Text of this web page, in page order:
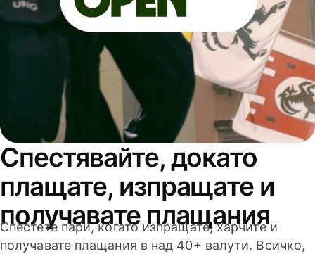
Спестявайте, докато
плащате, изпращате и
получавате плащания
Спестете пари, когато изпращате, харчите и
получавате плащания в над 40+ валути. Всичко,